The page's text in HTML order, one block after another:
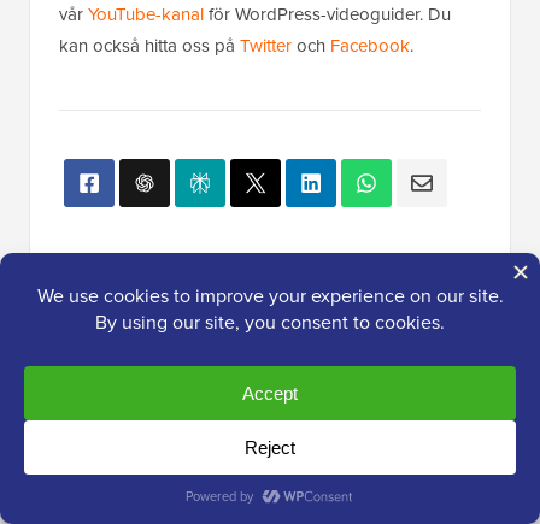
vårYouTube-kanalför WordPress-videoguider. Du
kan också hitta oss på Twitteroch Facebook.
Populärt på WPBeginnerJust nu!
Hur man startar en podcast (och gör
den framgångsrik) 2026
13 saker du MÅSTE göra innan du
byter WordPress-tema